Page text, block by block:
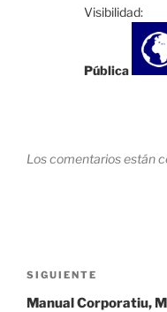
Visibilidad:
Pública
Los comentarios están
de
entradas
Siguiente
entrada
SIGUIENTE
Manual Corporatiu,